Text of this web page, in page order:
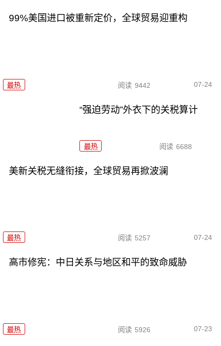
99%美国进口被重新定价，全球贸易迎重构
最热 阅读 9442 07-24
“强迫劳动”外衣下的关税算计
最热 阅读 6688
美新关税无缝衔接，全球贸易再掀波澜
最热 阅读 5257 07-24
高市修宪：中日关系与地区和平的致命威胁
最热 阅读 5926 07-23